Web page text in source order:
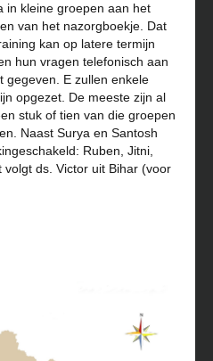
in kleine groepen aan het
van het nazorgboekje. Dat
kan op latere termijn
hun vragen telefonisch aan
gegeven. E zullen enkele
opgezet. De meeste zijn al
stuk of tien van die groepen
Naast Surya en Santosh
Ruben, Jitni,
ds. Victor uit Bihar (voor